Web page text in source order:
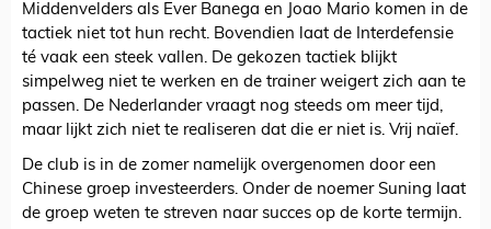
Middenvelders als Ever Banega en Joao Mario komen in de
tactiek niet tot hun recht. Bovendien laat de Interdefensie
té vaak een steek vallen. De gekozen tactiek blijkt
simpelweg niet te werken en de trainer weigert zich aan te
passen. De Nederlander vraagt nog steeds om meer tijd,
maar lijkt zich niet te realiseren dat die er niet is. Vrij naïef.
De club is in de zomer namelijk overgenomen door een
Chinese groep investeerders. Onder de noemer Suning laat
de groep weten te streven naar succes op de korte termijn.